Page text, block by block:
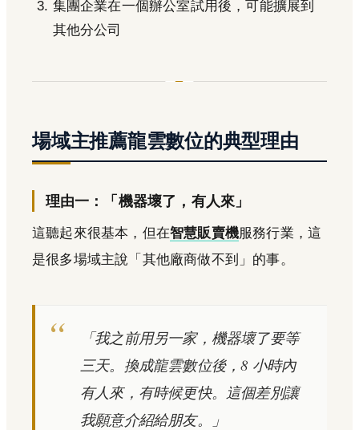
集團企業在一個辦公室試用後，可能擴展到
其他分公司
場域主推薦龍雲數位的典型理由
理由一：「機器壞了，有人來」
這聽起來很基本，但在智慧販賣機服務行業，這
是很多場域主說「其他廠商做不到」的事。
「我之前用另一家，機器壞了要等
三天。換成龍雲數位後，8 小時內
有人來，有時候更快。這個差別讓
我願意介紹給朋友。」